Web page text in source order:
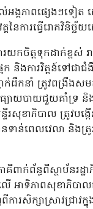
អង្គភាពផ្សេងៗទៀ
នៃការធ្វើរោគវិនិច្
រយកចិត្តទុកដាក់ខ្ព
ងការវិត្តន៍ទៅជាជំ
ក់ដឹកនាំ ត្រូវពង្រឹងស
យោយបាយជួយគាំទ្រ
ាភិបាល ត្រូវបង្កើ
ន់ពេលវេលា និងត្
ាគីពាក់ព័ន្ធពីស្ថាប័ន
លើ អាទិភាពសុខាភិប
សិក្សាស្រាវជ្រាវក្